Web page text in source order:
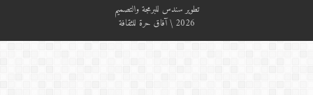
تطويرسندس للبرمجة والتصميم
2026 \ آفاق حرة للثقافة